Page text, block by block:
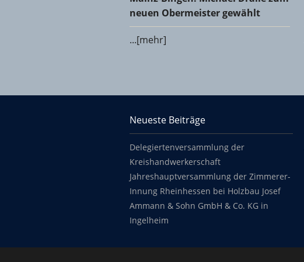
neuen Obermeister gewählt
...[mehr]
Footer content
Neueste Beiträge
Delegiertenversammlung der
Kreishandwerkerschaft
Jahreshauptversammlung der Zimmerer-
Innung Rheinhessen bei Holzbau Josef
Ammann & Sohn GmbH & Co. KG in
Ingelheim